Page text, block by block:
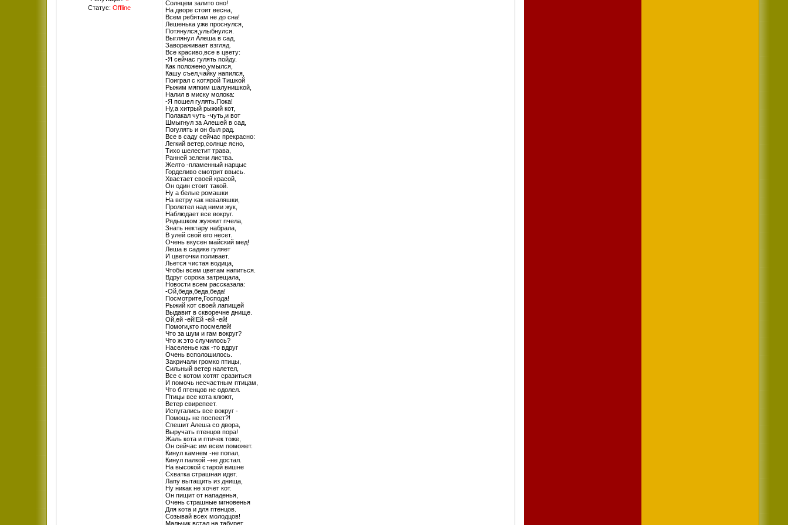
Статус: Offline
Солнцем залито оно!
На дворе стоит весна,
Всем ребятам не до сна!
Лешенька уже проснулся,
Потянулся,улыбнулся.
Выглянул Алеша в сад,
Завораживает взгляд.
Все красиво,все в цвету:
-Я сейчас гулять пойду.
Как положено,умылся,
Кашу съел,чайку напился,
Поиграл с котярой Тишкой
Рыжим мягким шалунишкой,
Налил в миску молока:
-Я пошел гулять.Пока!
Ну,а хитрый рыжий кот,
Полакал чуть -чуть,и вот
Шмыгнул за Алешей в сад,
Погулять и он был рад.
Все в саду сейчас прекрасно:
Легкий ветер,солнце ясно,
Тихо шелестит трава,
Ранней зелени листва.
Желто -пламенный нарцыс
Горделиво смотрит ввысь.
Хвастает своей красой,
Он один стоит такой.
Ну а белые ромашки
На ветру как неваляшки,
Пролетел над ними жук,
Наблюдает все вокруг.
Рядышком жужжит пчела,
Знать нектару набрала,
В улей свой его несет.
Очень вкусен майский мед!
Леша в садике гуляет
И цветочки поливает.
Льется чистая водица,
Чтобы всем цветам напиться.
Вдруг сорока затрещала,
Новости всем рассказала:
-Ой,беда,беда,беда!
Посмотрите,Господа!
Рыжий кот своей лапищей
Выдавит в скворечне днище.
Ой,ей -ей!Ей -ей -ей!
Помоги,кто посмелей!
Что за шум и гам вокруг?
Что ж это случилось?
Населенье как -то вдруг
Очень всполошилось.
Закричали громко птицы,
Сильный ветер налетел,
Все с котом хотят сразиться
И помочь несчастным птицам,
Что б птенцов не одолел.
Птицы все кота клюют,
Ветер свирепеет.
Испугались все вокруг -
Помощь не поспеет?!
Спешит Алеша со двора,
Выручать птенцов пора!
Жаль кота и птичек тоже,
Он сейчас им всем поможет.
Кинул камнем -не попал,
Кинул палкой –не достал.
На высокой старой вишне
Схватка страшная идет.
Лапу вытащить из днища,
Ну никак не хочет кот.
Он пищит от нападенья,
Очень страшные мгновенья
Для кота и для птенцов.
Созывай всех молодцов!
Мальчик встал на табурет,